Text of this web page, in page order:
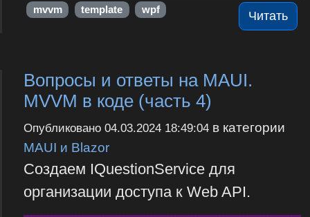
Читать
mvvm template wpf
Вопросы и ответы на MAUI.
MVVM в коде (часть 4)
Опубликовано 04.03.2024 18:49:04в категории
MAUI и Blazor
Создаем IQuestionService для
организации доступа к Web API.